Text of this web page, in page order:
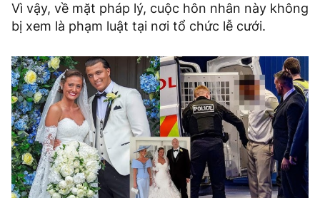
Vì vậy, về mặt pháp lý, cuộc hôn nhân này không
bị xem là phạm luật tại nơi tổ chức lễ cưới.